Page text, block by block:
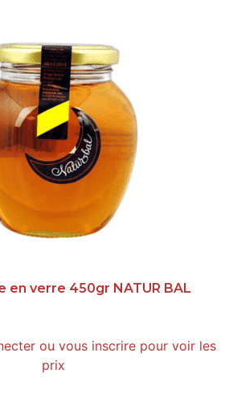
en verre 450gr NATUR BAL
ou vous inscrire pour voir les
prix